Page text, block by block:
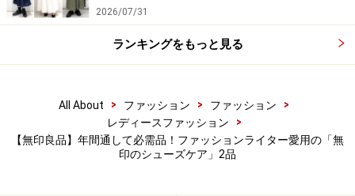
2026/07/31
ランキングをもっと見る
All About > ファッション > ファッション
>
レディースファッション
>
【無印良品】年間通して必需品！ファッションライター愛用の「無
印のシューズケア」2品